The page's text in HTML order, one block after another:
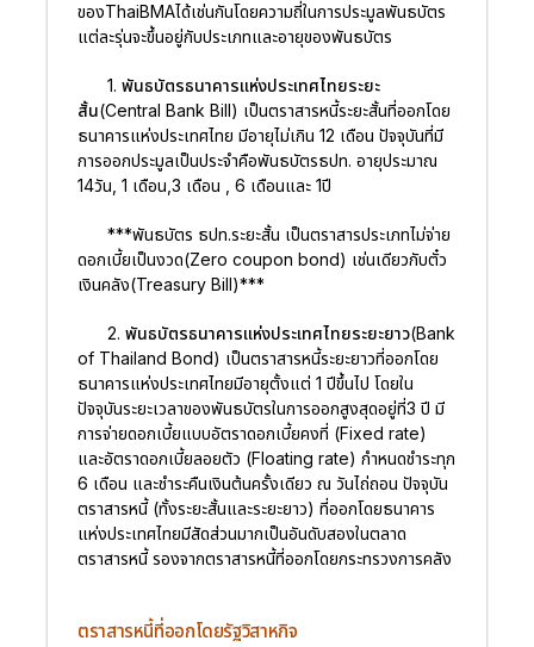
ของThaiBMAได้เช่นกันโดยความถี่ในการประมูลพันธบัตร
แต่ละรุ่นจะขึ้นอยู่กับประเภทและอายุของพันธบัตร
1. พันธบัตรธนาคารแห่งประเทศไทยระยะ
สั้น(Central Bank Bill) เป็นตราสารหนี้ระยะสั้นที่ออกโดย
ธนาคารแห่งประเทศไทย มีอายุไม่เกิน 12 เดือน ปัจจุบันที่มี
การออกประมูลเป็นประจำคือพันธบัตรธปท. อายุประมาณ
14วัน, 1 เดือน,3 เดือน , 6 เดือนและ 1ปี
***พันธบัตร ธปท.ระยะสั้น เป็นตราสารประเภทไม่จ่าย
ดอกเบี้ยเป็นงวด(Zero coupon bond) เช่นเดียวกับตั๋ว
เงินคลัง(Treasury Bill)***
2. พันธบัตรธนาคารแห่งประเทศไทยระยะยาว(Bank
of Thailand Bond) เป็นตราสารหนี้ระยะยาวที่ออกโดย
ธนาคารแห่งประเทศไทยมีอายุตั้งแต่ 1 ปีขึ้นไป โดยใน
ปัจจุบันระยะเวลาของพันธบัตรในการออกสูงสุดอยู่ที่3 ปี มี
การจ่ายดอกเบี้ยแบบอัตราดอกเบี้ยคงที่ (Fixed rate)
และอัตราดอกเบี้ยลอยตัว (Floating rate) กำหนดชำระทุก
6 เดือน และชำระคืนเงินต้นครั้งเดียว ณ วันไถ่ถอน ปัจจุบัน
ตราสารหนี้ (ทั้งระยะสั้นและระยะยาว) ที่ออกโดยธนาคาร
แห่งประเทศไทยมีสัดส่วนมากเป็นอันดับสองในตลาด
ตราสารหนี้ รองจากตราสารหนี้ที่ออกโดยกระทรวงการคลัง
ตราสารหนี้ที่ออกโดยรัฐวิสาหกิจ